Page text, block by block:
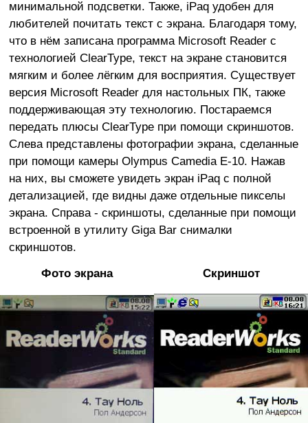
минимальной подсветки. Также, iPaq удобен для
любителей почитать текст с экрана. Благодаря тому,
что в нём записана программа Microsoft Reader с
технологией ClearType, текст на экране становится
мягким и более лёгким для восприятия. Существует
версия Microsoft Reader для настольных ПК, также
поддерживающая эту технологию. Постараемся
передать плюсы ClearType при помощи скриншотов.
Слева представлены фотографии экрана, сделанные
при помощи камеры Olympus Camedia E-10. Нажав
на них, вы сможете увидеть экран iPaq с полной
детализацией, где видны даже отдельные пикселы
экрана. Справа - скриншоты, сделанные при помощи
встроенной в утилиту Giga Bar снималки
скриншотов.
Фото экрана
Скриншот